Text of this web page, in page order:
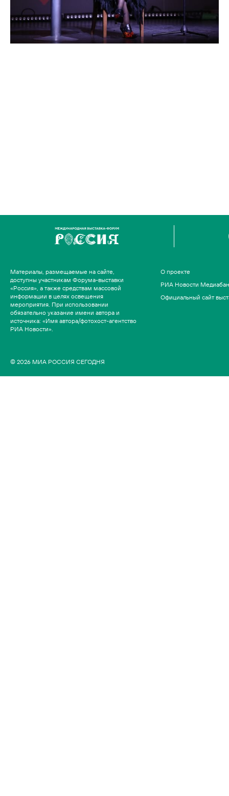
Материалы, размещаемые на сайте,
доступны участникам Форума-выставки
«Россия», а также средствам массовой
информации в целях освещения
мероприятия. При использовании
обязательно указание имени автора и
источника: «Имя автора/фотохост-агентство
РИА Новости».
О проекте
РИА Новости
Официальный сайт
© 2026 МИА РОССИЯ СЕГОДНЯ